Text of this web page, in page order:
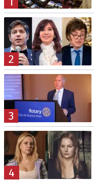
2
3
4